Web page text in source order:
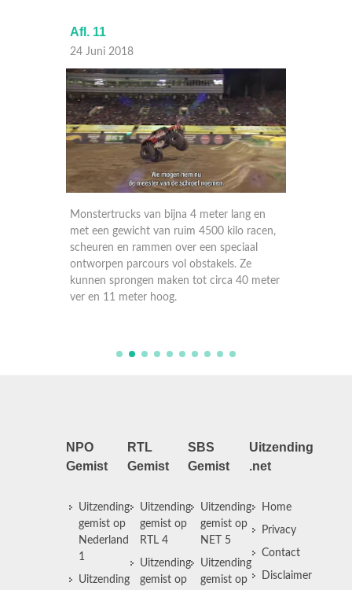
Afl. 11
24 Juni 2018
Monstertrucks van bijna 4 meter lang en
met een gewicht van ruim 4500 kilo racen,
scheuren en rammen over een speciaal
ontworpen parcours vol obstakels. Ze
kunnen sprongen maken tot circa 40 meter
ver en 11 meter hoog.
NPO
Gemist
Uitzending
gemist op
Nederland
1
Uitzending
RTL
Gemist
Uitzending
gemist op
RTL 4
Uitzending
gemist op
SBS
Gemist
Uitzending
gemist op
NET 5
Uitzending
gemist op
Uitzending
.net
Home
Privacy
Contact
Disclaimer